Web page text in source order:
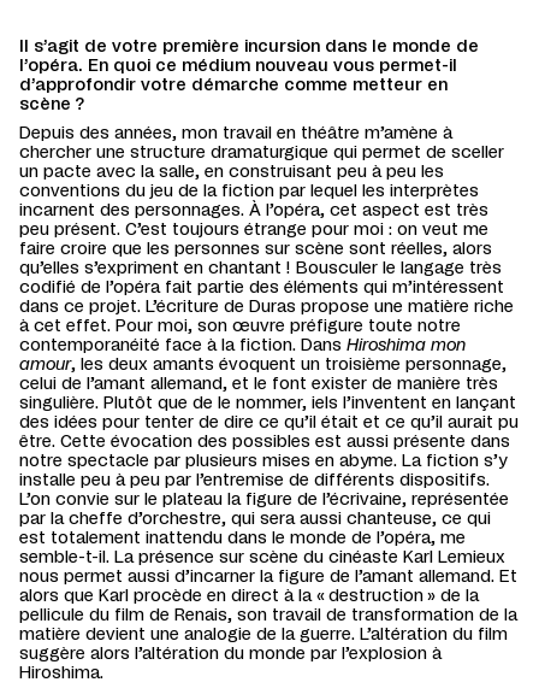
Il s’agit de votre première incursion dans le monde de
l’opéra. En quoi ce médium nouveau vous permet-il
d’approfondir votre démarche comme metteur en
scène ?
Depuis des années, mon travail en théâtre m’amène à
chercher une structure dramaturgique qui permet de sceller
un pacte avec la salle, en construisant peu à peu les
conventions du jeu de la fiction par lequel les interprètes
incarnent des personnages. À l’opéra, cet aspect est très
peu présent. C’est toujours étrange pour moi : on veut me
faire croire que les personnes sur scène sont réelles, alors
qu’elles s’expriment en chantant ! Bousculer le langage très
codifié de l’opéra fait partie des éléments qui m’intéressent
dans ce projet. L’écriture de Duras propose une matière riche
à cet effet. Pour moi, son œuvre préfigure toute notre
contemporanéité face à la fiction. Dans Hiroshima mon
amour, les deux amants évoquent un troisième personnage,
celui de l’amant allemand, et le font exister de manière très
singulière. Plutôt que de le nommer, iels l’inventent en lançant
des idées pour tenter de dire ce qu’il était et ce qu’il aurait pu
être. Cette évocation des possibles est aussi présente dans
notre spectacle par plusieurs mises en abyme. La fiction s’y
installe peu à peu par l’entremise de différents dispositifs.
L’on convie sur le plateau la figure de l’écrivaine, représentée
par la cheffe d’orchestre, qui sera aussi chanteuse, ce qui
est totalement inattendu dans le monde de l’opéra, me
semble-t-il. La présence sur scène du cinéaste Karl Lemieux
nous permet aussi d’incarner la figure de l’amant allemand. Et
alors que Karl procède en direct à la « destruction » de la
pellicule du film de Renais, son travail de transformation de la
matière devient une analogie de la guerre. L’altération du film
suggère alors l’altération du monde par l’explosion à
Hiroshima.